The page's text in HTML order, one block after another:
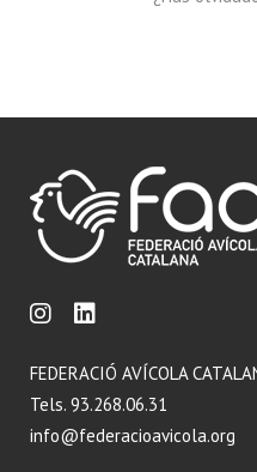
FEDERACIÓ AVÍCOLA
Tels. 93.268.06.31
info@federacioavicola.org